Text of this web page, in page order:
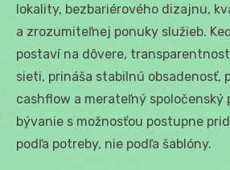
lokality, bezbariérového dizajnu,
a zrozumiteľnej ponuky služieb.
postaví na dôvere,
sieti, prináša stabilnú obsadenosť,
cashflow a merateľný spoločenský
bývanie s možnosťou postupne
podľa potreby, nie podľa šablóny.